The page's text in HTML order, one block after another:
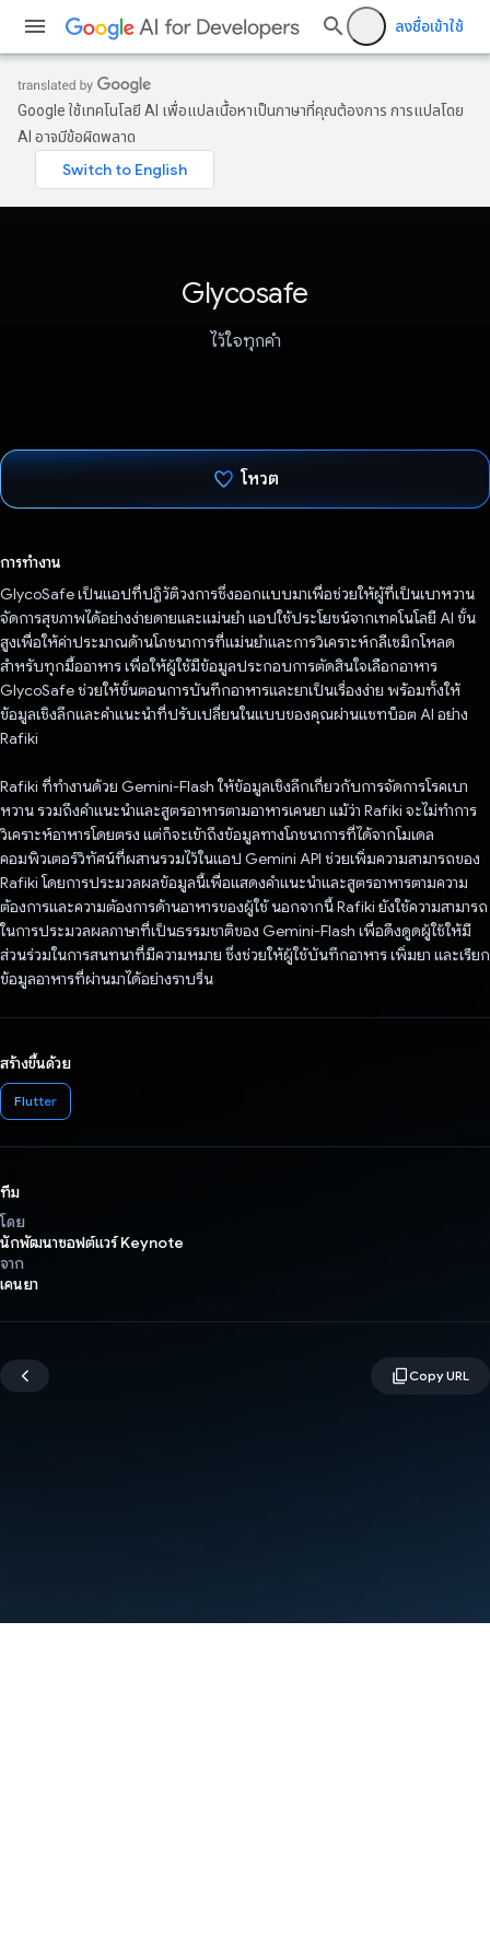
ลงชื่อเข้าใช้
Google ใช้เทคโนโลยี AI เพื่อแปลเนื้อหาเป็นภาษาที่คุณต้องการ การแปลโดย
AI อาจมีข้อผิดพลาด
Glycosafe
ไว้ใจทุกคำ
โหวต
การทำงาน
GlycoSafe เป็นแอปที่ปฏิวัติวงการซึ่งออกแบบมาเพื่อช่วยให้ผู้ที่เป็นเบาหวาน
จัดการสุขภาพได้อย่างง่ายดายและแม่นยำ แอปใช้ประโยชน์จากเทคโนโลยี AI ขั้น
สูงเพื่อให้ค่าประมาณด้านโภชนาการที่แม่นยำและการวิเคราะห์กลีเซมิกโหลด
สำหรับทุกมื้ออาหาร เพื่อให้ผู้ใช้มีข้อมูลประกอบการตัดสินใจเลือกอาหาร
GlycoSafe ช่วยให้ขั้นตอนการบันทึกอาหารและยาเป็นเรื่องง่าย พร้อมทั้งให้
ข้อมูลเชิงลึกและคำแนะนำที่ปรับเปลี่ยนในแบบของคุณผ่านแชทบ็อต AI อย่าง
Rafiki
Rafiki ที่ทำงานด้วย Gemini-Flash ให้ข้อมูลเชิงลึกเกี่ยวกับการจัดการโรคเบา
หวาน รวมถึงคำแนะนำและสูตรอาหารตามอาหารเคนยา แม้ว่า Rafiki จะไม่ทำการ
วิเคราะห์อาหารโดยตรง แต่ก็จะเข้าถึงข้อมูลทางโภชนาการที่ได้จากโมเดล
คอมพิวเตอร์วิทัศน์ที่ผสานรวมไว้ในแอป Gemini API ช่วยเพิ่มความสามารถของ
Rafiki โดยการประมวลผลข้อมูลนี้เพื่อแสดงคำแนะนำและสูตรอาหารตามความ
ต้องการและความต้องการด้านอาหารของผู้ใช้ นอกจากนี้ Rafiki ยังใช้ความสามารถ
ในการประมวลผลภาษาที่เป็นธรรมชาติของ Gemini-Flash เพื่อดึงดูดผู้ใช้ให้มี
ส่วนร่วมในการสนทนาที่มีความหมาย ซึ่งช่วยให้ผู้ใช้บันทึกอาหาร เพิ่มยา และเรียก
ข้อมูลอาหารที่ผ่านมาได้อย่างราบรื่น
สร้างขึ้นด้วย
Flutter
ทีม
โดย
นักพัฒนาซอฟต์แวร์ Keynote
จาก
เคนยา